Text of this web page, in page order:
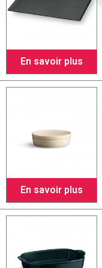
En savoir plus
En savoir plus